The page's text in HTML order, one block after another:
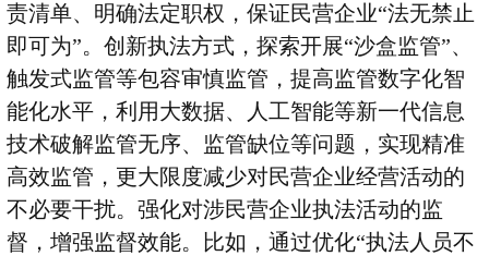
责清单、明确法定职权，保证民营企业“法无禁止
即可为”。创新执法方式，探索开展“沙盒监管”、
触发式监管等包容审慎监管，提高监管数字化智
能化水平，利用大数据、人工智能等新一代信息
技术破解监管无序、监管缺位等问题，实现精准
高效监管，更大限度减少对民营企业经营活动的
不必要干扰。强化对涉民营企业执法活动的监
督，增强监督效能。比如，通过优化“执法人员不